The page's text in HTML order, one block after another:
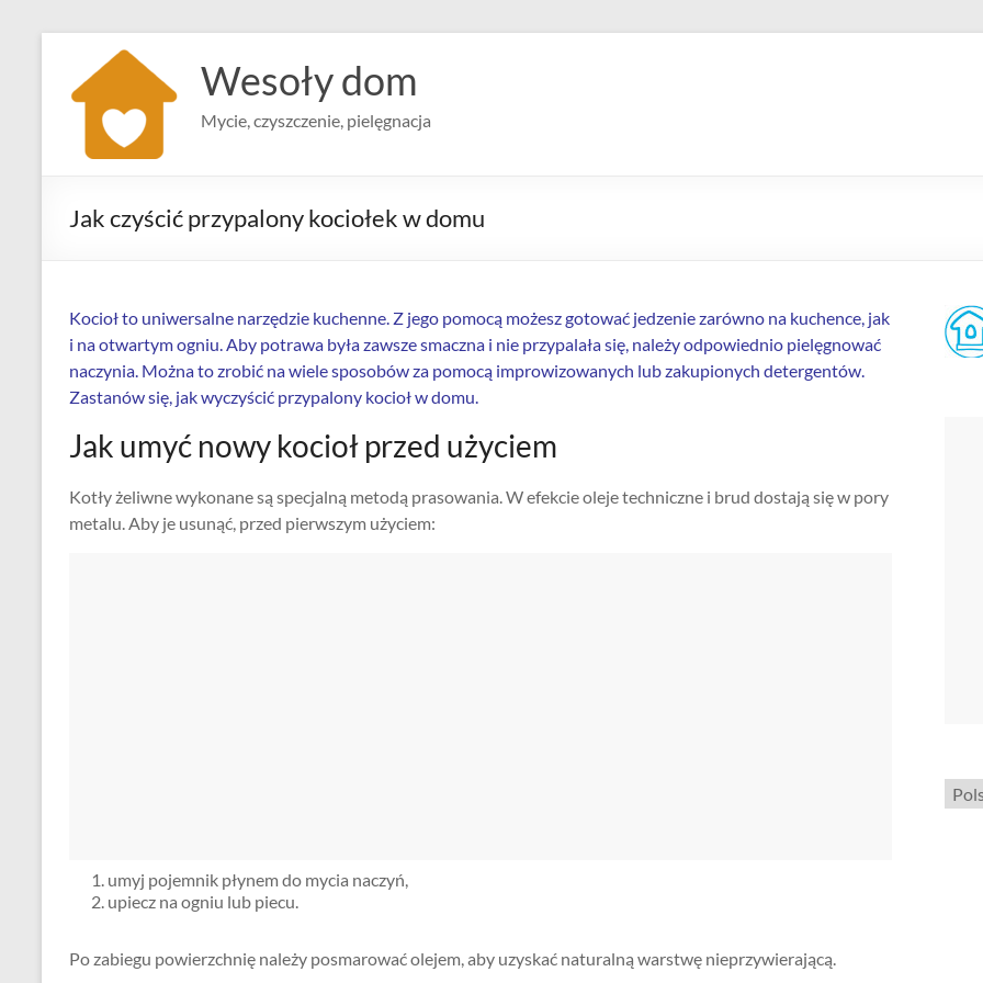
content
Wesoły dom
Mycie, czyszczenie, pielęgnacja
Jak czyścić przypalony kociołek w domu
Kocioł to uniwersalne narzędzie kuchenne. Z jego pomocą możesz gotować jedzenie zarówno na kuchence, jak
i na otwartym ogniu. Aby potrawa była zawsze smaczna i nie przypalała się, należy odpowiednio pielęgnować
naczynia. Można to zrobić na wiele sposobów za pomocą improwizowanych lub zakupionych detergentów.
Zastanów się, jak wyczyścić przypalony kocioł w domu.
Jak umyć nowy kocioł przed użyciem
Kotły żeliwne wykonane są specjalną metodą prasowania. W efekcie oleje techniczne i brud dostają się w pory
metalu. Aby je usunąć, przed pierwszym użyciem:
umyj pojemnik płynem do mycia naczyń,
upiecz na ogniu lub piecu.
Po zabiegu powierzchnię należy posmarować olejem, aby uzyskać naturalną warstwę nieprzywierającą.
język